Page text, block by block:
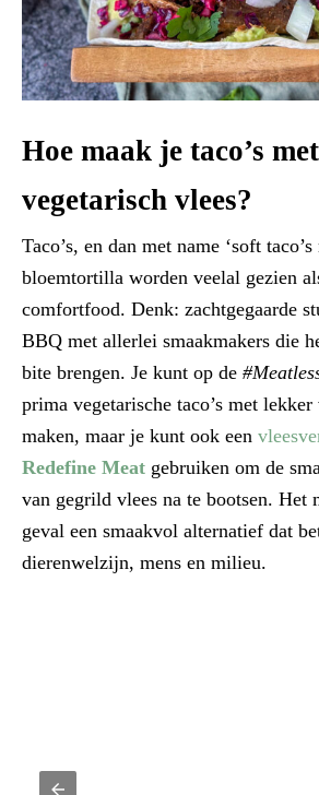
Hoe maak je taco’s met
vegetarisch vlees?
Taco’s, en dan met name ‘soft
bloemtortilla worden veelal gezien
comfortfood. Denk: zachtgegaarde
BBQ met allerlei smaakmakers die
bite brengen. Je kunt op de
prima vegetarische taco’s met lekker
maken, maar je kunt ook een
Redefine Meat gebruiken om de
van gegrild vlees na te bootsen. Het
geval een smaakvol alternatief dat
dierenwelzijn, mens en milieu.